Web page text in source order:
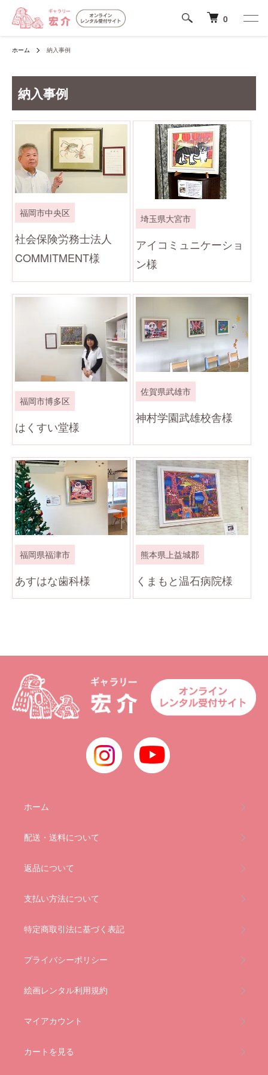
0
ホーム 納入事例
納入事例
福岡市中央区
社会保険労務士法人
COMMITMENT様
埼玉県大宮市
アイコミュニケーショ
ン様
福岡市博多区
はくすい堂様
佐賀県武雄市
神村学園武雄校舎様
福岡県福津市
あすはな歯科様
熊本県上益城郡
くまもと温石病院様
ホーム
配送・送料について
返品について
支払い方法について
特定商取引法に基づく表記
プライバシーポリシー
絵画レンタル利用規約
マイアカウント
カートを見る